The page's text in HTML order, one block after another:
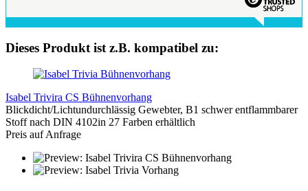
Dieses Produkt ist z.B. kompatibel zu:
Isabel Trivira CS Bühnenvorhang
Blickdicht/Lichtundurchlässig Gewebter, B1 schwer entflammbarer
Stoff nach DIN 4102in 27 Farben erhältlich
Preis auf Anfrage